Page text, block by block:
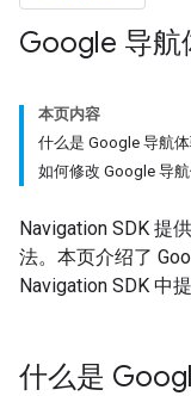
Google 导航
本页内容
什么是 Google 导航体
如何修改 Google 导航
Navigation SDK 提
法。本页介绍了
Navigation SDK 中
什么是